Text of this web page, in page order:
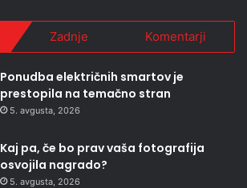
Zadnje Komentarji
Ponudba električnih smartov je
prestopila na temačno stran
5. avgusta, 2026
Kaj pa, če bo prav vaša fotografija
osvojila nagrado?
5. avgusta, 2026